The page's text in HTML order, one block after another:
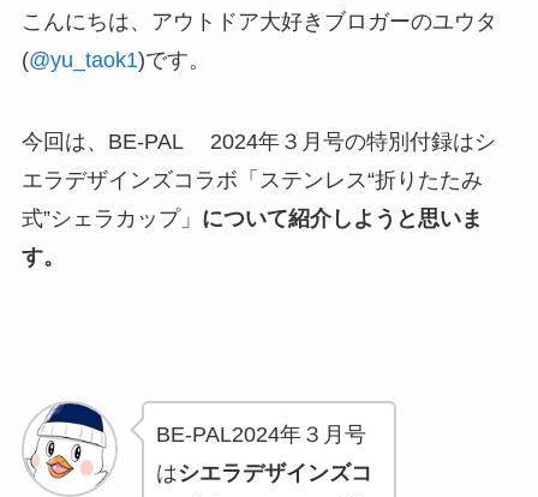
こんにちは、アウトドア大好きブロガーのユウタ
(@yu_taok1)です。
今回は、BE-PAL 2024年３月号の特別付録はシ
エラデザインズコラボ「ステンレス“折りたたみ
式”シェラカップ」 について紹介しようと思いま
す。
BE-PAL2024年３月号
はシエラデザインズコ